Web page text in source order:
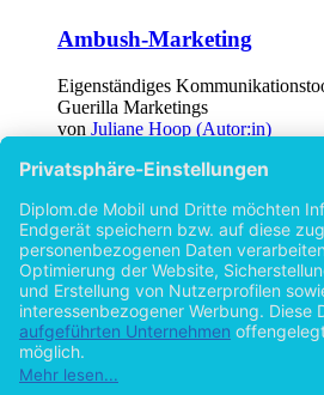
Ambush-Marketing
Eigenständiges
Guerilla Marketings
von Juliane Hoop (Autor:in)
Impressum
Datenschutz
AGB
Vertrag widerrufen
Zur Desktop-Version
Copyright ©Imprint in der Bedey &
byOpen Publishing
Cookie-Einstellungen